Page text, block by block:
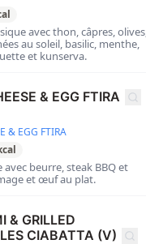
avec thon, câpres, olives,
au soleil, basilic, menthe,
et kunserva.
& EGG FTIRA
& EGG FTIRA
avec beurre, steak BBQ et
et œuf au plat.
& GRILLED
CIABATTA (V)